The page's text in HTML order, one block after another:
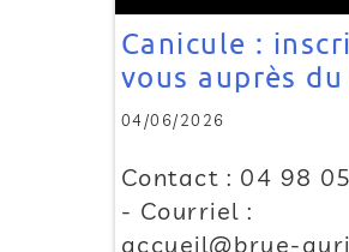
Canicule :
vous auprès du
04/06/2026
Contact : 04 98
- Courriel :
accueil@brue-